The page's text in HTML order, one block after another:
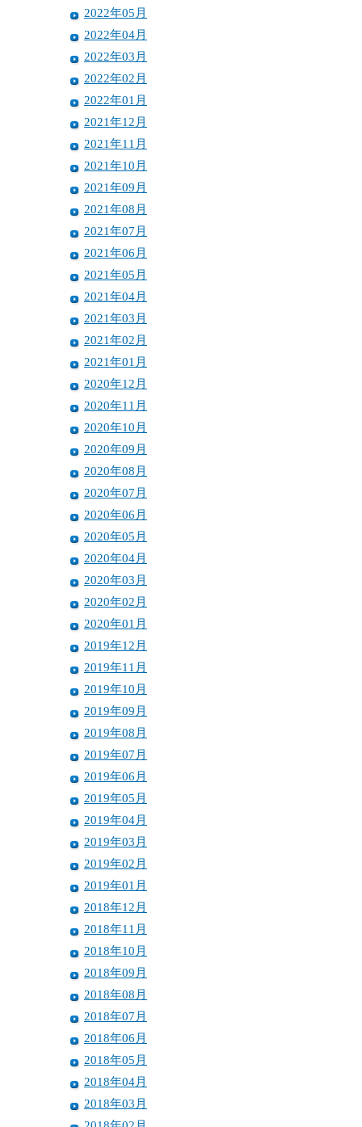
2022年05月
2022年04月
2022年03月
2022年02月
2022年01月
2021年12月
2021年11月
2021年10月
2021年09月
2021年08月
2021年07月
2021年06月
2021年05月
2021年04月
2021年03月
2021年02月
2021年01月
2020年12月
2020年11月
2020年10月
2020年09月
2020年08月
2020年07月
2020年06月
2020年05月
2020年04月
2020年03月
2020年02月
2020年01月
2019年12月
2019年11月
2019年10月
2019年09月
2019年08月
2019年07月
2019年06月
2019年05月
2019年04月
2019年03月
2019年02月
2019年01月
2018年12月
2018年11月
2018年10月
2018年09月
2018年08月
2018年07月
2018年06月
2018年05月
2018年04月
2018年03月